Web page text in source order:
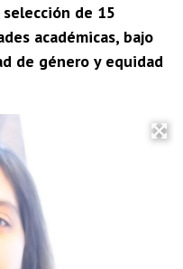
de 15
académicas, bajo
de género y equidad